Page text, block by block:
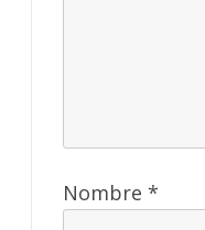
Nombre *